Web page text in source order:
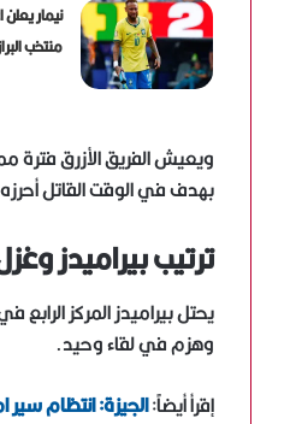
نيمار
منتخب
ويعيش الفريق الأزرق فترة
بهدف في الوقت القاتل
ترتيب بيراميدز
وهزم في لقاء وحيد.
إقرأ أيضاً:الجيزة: انتظام سير